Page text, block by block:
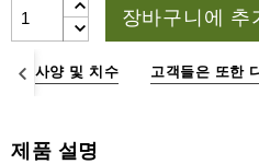
타
시
액
리
장바구니에 추
사양 및 치수 고객들은 또한
제품 설명